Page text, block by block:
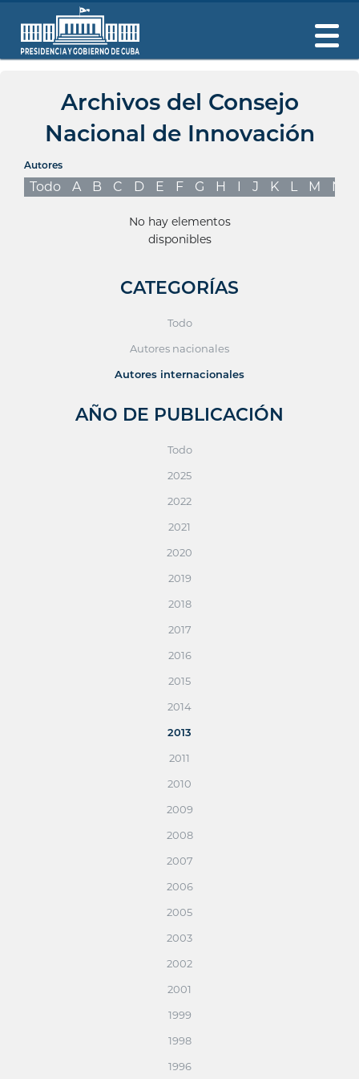
Archivos del Consejo
Nacional de Innovación
Autores
Todo A B C D E F G H I J K L M N
No hay elementos
disponibles
CATEGORÍAS
Todo
Autores nacionales
Autores internacionales
AÑO DE PUBLICACIÓN
Todo
2025
2022
2021
2020
2019
2018
2017
2016
2015
2014
2013
2011
2010
2009
2008
2007
2006
2005
2003
2002
2001
1999
1998
1996